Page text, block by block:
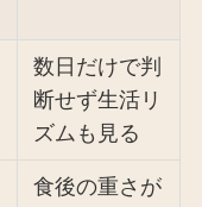
数日だけで判
断せず生活リ
ズムも見る
食後の重さが